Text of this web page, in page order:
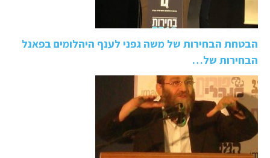
הבטחת הבחירות של משה גפני לענף היהלומים בפאנל
הבחירות של…